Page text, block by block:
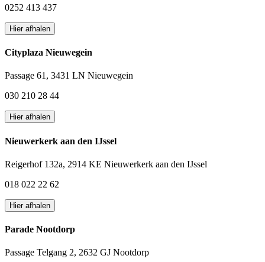
0252 413 437
Hier afhalen
Cityplaza Nieuwegein
Passage 61, 3431 LN Nieuwegein
030 210 28 44
Hier afhalen
Nieuwerkerk aan den IJssel
Reigerhof 132a, 2914 KE Nieuwerkerk aan den IJssel
018 022 22 62
Hier afhalen
Parade Nootdorp
Passage Telgang 2, 2632 GJ Nootdorp